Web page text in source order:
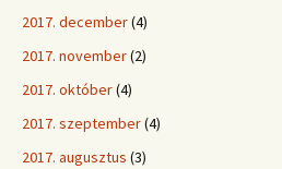
2017. december(4)
2017. november(2)
2017. október(4)
2017. szeptember(4)
2017. augusztus (3)